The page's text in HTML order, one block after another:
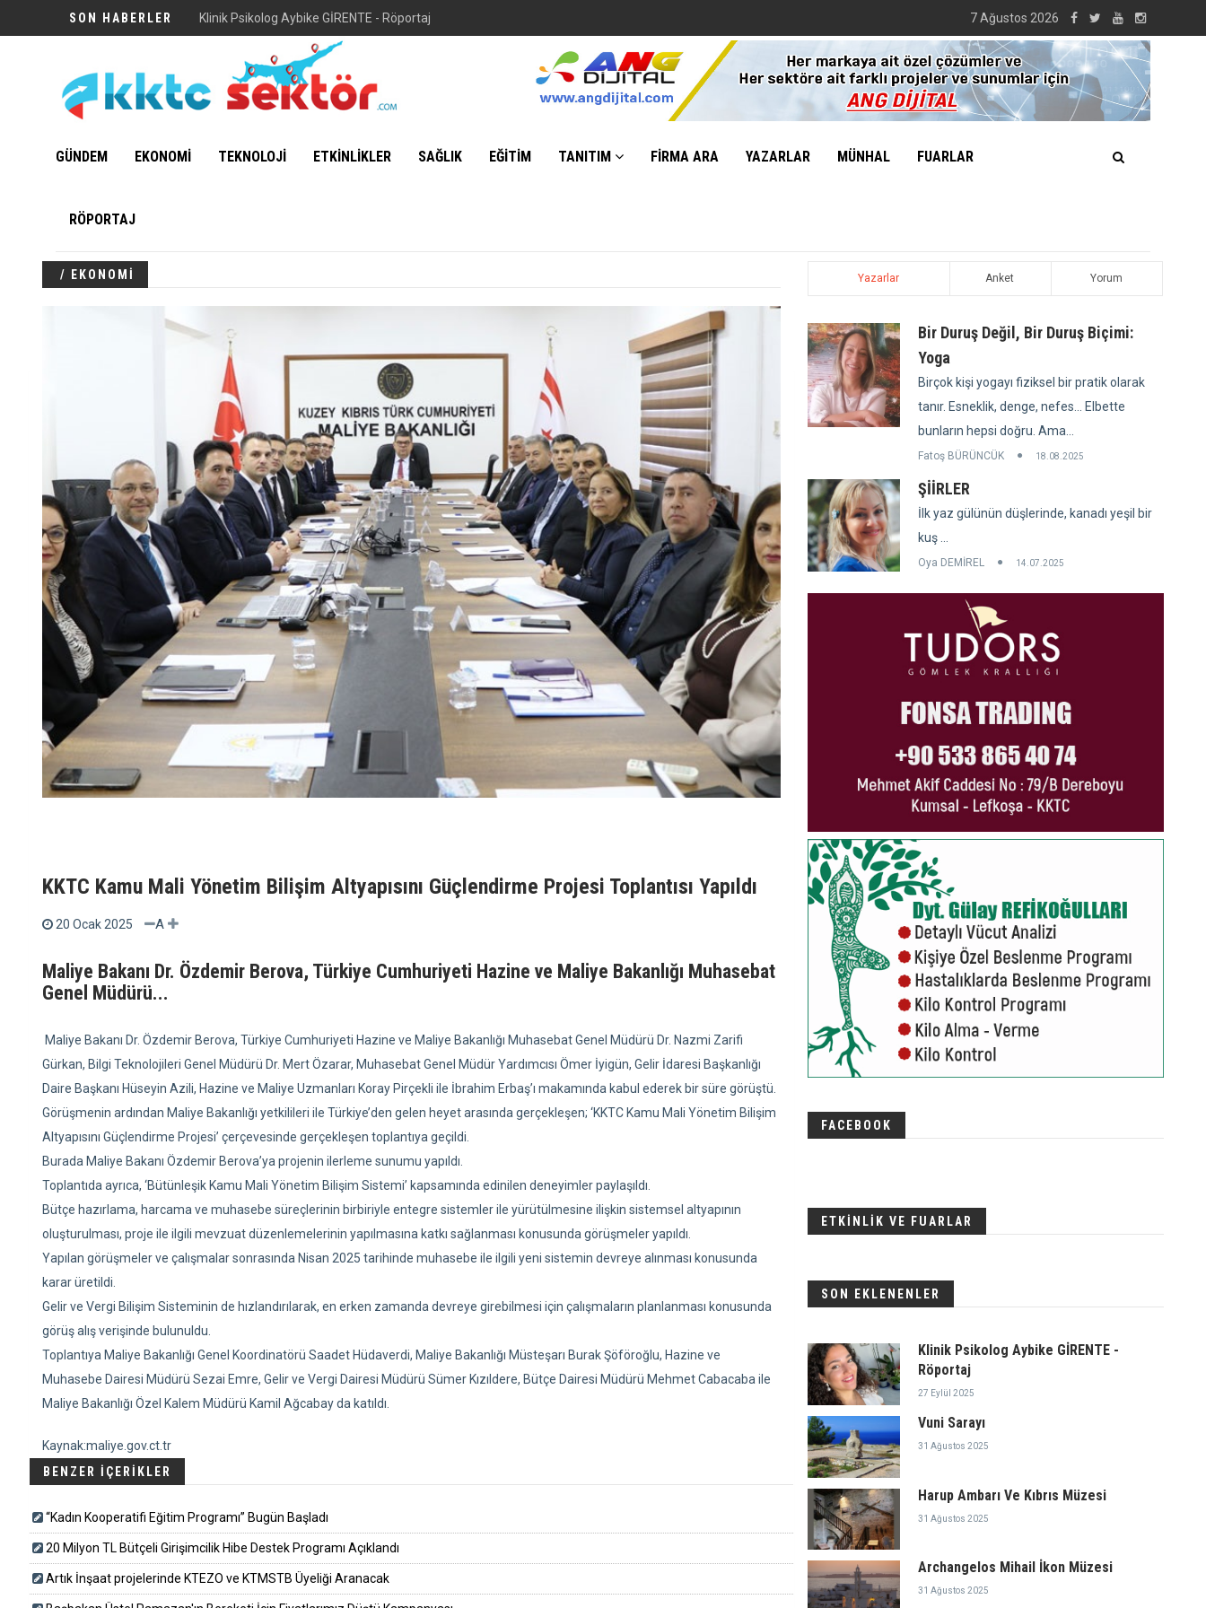
SON HABERLER Klinik Psikolog Aybike GİRENTE - Röportaj 7 Ağustos 2026
GÜNDEM EKONOMİ TEKNOLOJİ ETKİNLİKLER SAĞLIK EĞİTİM TANITIM FİRMA ARA YAZARLAR MÜNHAL FUARLAR
RÖPORTAJ
/ EKONOMİ
KKTC Kamu Mali Yönetim Bilişim Altyapısını Güçlendirme Projesi Toplantısı Yapıldı
20 Ocak 2025 A
Maliye Bakanı Dr. Özdemir Berova, Türkiye Cumhuriyeti Hazine ve Maliye Bakanlığı Muhasebat
Genel Müdürü...
Maliye Bakanı Dr. Özdemir Berova, Türkiye Cumhuriyeti Hazine ve Maliye Bakanlığı Muhasebat Genel Müdürü Dr. Nazmi Zarifi
Gürkan, Bilgi Teknolojileri Genel Müdürü Dr. Mert Özarar, Muhasebat Genel Müdür Yardımcısı Ömer İyigün, Gelir İdaresi Başkanlığı
Daire Başkanı Hüseyin Azili, Hazine ve Maliye Uzmanları Koray Pirçekli ile İbrahim Erbaş’ı makamında kabul ederek bir süre görüştü.
Görüşmenin ardından Maliye Bakanlığı yetkilileri ile Türkiye’den gelen heyet arasında gerçekleşen; ‘KKTC Kamu Mali Yönetim Bilişim
Altyapısını Güçlendirme Projesi’ çerçevesinde gerçekleşen toplantıya geçildi.
Burada Maliye Bakanı Özdemir Berova’ya projenin ilerleme sunumu yapıldı.
Toplantıda ayrıca, ‘Bütünleşik Kamu Mali Yönetim Bilişim Sistemi’ kapsamında edinilen deneyimler paylaşıldı.
Bütçe hazırlama, harcama ve muhasebe süreçlerinin birbiriyle entegre sistemler ile yürütülmesine ilişkin sistemsel altyapının
oluşturulması, proje ile ilgili mevzuat düzenlemelerinin yapılmasına katkı sağlanması konusunda görüşmeler yapıldı.
Yapılan görüşmeler ve çalışmalar sonrasında Nisan 2025 tarihinde muhasebe ile ilgili yeni sistemin devreye alınması konusunda
karar üretildi.
Gelir ve Vergi Bilişim Sisteminin de hızlandırılarak, en erken zamanda devreye girebilmesi için çalışmaların planlanması konusunda
görüş alış verişinde bulunuldu.
Toplantıya Maliye Bakanlığı Genel Koordinatörü Saadet Hüdaverdi, Maliye Bakanlığı Müsteşarı Burak Şöföroğlu, Hazine ve
Muhasebe Dairesi Müdürü Sezai Emre, Gelir ve Vergi Dairesi Müdürü Sümer Kızıldere, Bütçe Dairesi Müdürü Mehmet Cabacaba ile
Maliye Bakanlığı Özel Kalem Müdürü Kamil Ağcabay da katıldı.
Kaynak:maliye.gov.ct.tr
BENZER İÇERİKLER
“Kadın Kooperatifi Eğitim Programı” Bugün Başladı
20 Milyon TL Bütçeli Girişimcilik Hibe Destek Programı Açıklandı
Artık İnşaat projelerinde KTEZO ve KTMSTB Üyeliği Aranacak
Yazarlar Anket Yorum
Bir Duruş Değil, Bir Duruş Biçimi:
Yoga
Birçok kişi yogayı fiziksel bir pratik olarak
tanır. Esneklik, denge, nefes... Elbette
bunların hepsi doğru. Ama...
Fatoş BÜRÜNCÜK 18.08.2025
ŞİİRLER
İlk yaz gülünün düşlerinde, kanadı yeşil bir
kuş ...
Oya DEMİREL 14.07.2025
FACEBOOK
ETKİNLİK VE FUARLAR
SON EKLENENLER
Klinik Psikolog Aybike GİRENTE -
Röportaj
27 Eylül 2025
Vuni Sarayı
31 Ağustos 2025
Harup Ambarı Ve Kıbrıs Müzesi
31 Ağustos 2025
Archangelos Mihail İkon Müzesi
31 Ağustos 2025